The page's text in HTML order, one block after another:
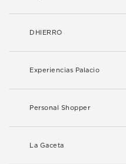
DHIERRO
Experiencias Palacio
Personal Shopper
La Gaceta